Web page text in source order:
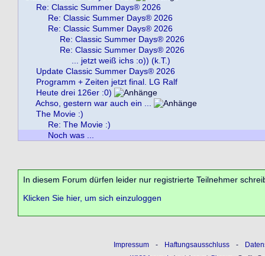
Re: Classic Summer Days® 2026
Re: Classic Summer Days® 2026
Re: Classic Summer Days® 2026
Re: Classic Summer Days® 2026
Re: Classic Summer Days® 2026
... jetzt weiß ichs :o)) (k.T.)
Update Classic Summer Days® 2026
Programm + Zeiten jetzt final. LG Ralf
Heute drei 126er :0)
Achso, gestern war auch ein ...
The Movie :)
Re: The Movie :)
Noch was ...
In diesem Forum dürfen leider nur registrierte Teilnehmer
Klicken Sie hier, um sich einzuloggen
Impressum - Haftungsausschluss -